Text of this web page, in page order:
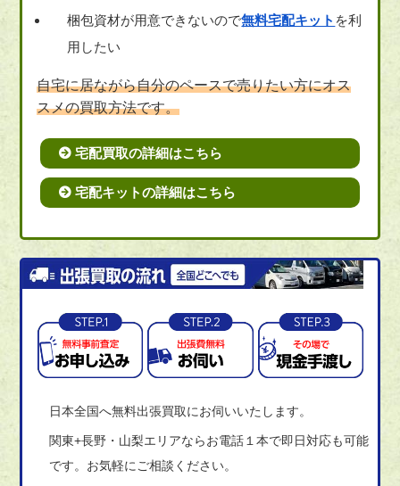
梱包資材が用意できないので無料宅配キット を利
用したい
自宅に居ながら自分のペースで売りたい方にオス
スメの買取方法です。
宅配買取の詳細はこちら
宅配キットの詳細はこちら
日本全国へ無料出張買取にお伺いいたします。
関東+長野・山梨エリアならお電話１本で即日対応も可能
です。お気軽にご相談ください。